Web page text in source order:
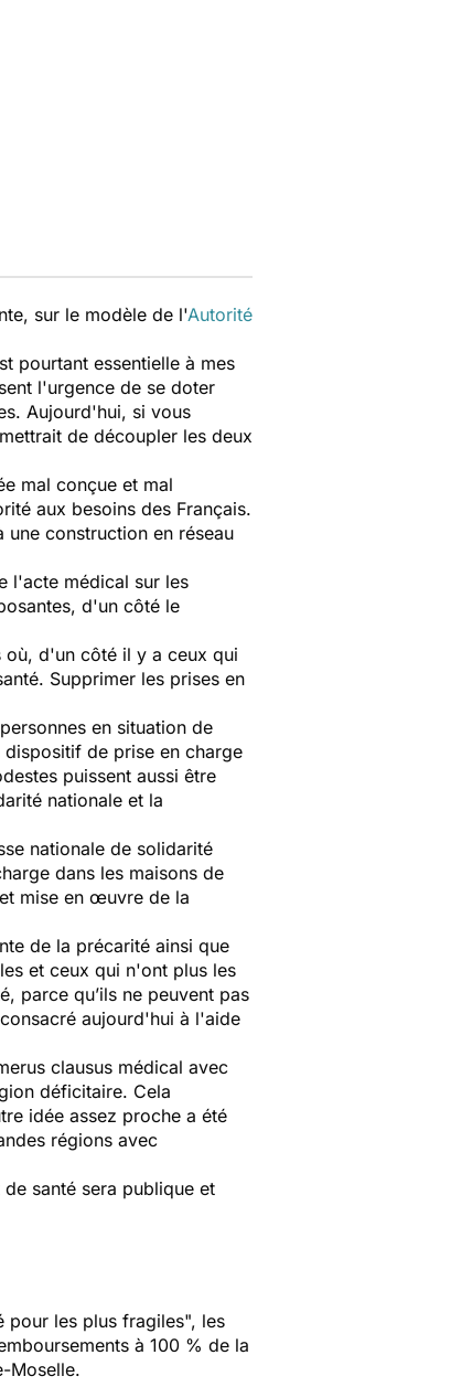
sur le modèle de l'Autorité
pourtant essentielle à mes
l'urgence de se doter
Aujourd'hui, si vous
de découpler les deux
mal conçue et mal
aux besoins des Français.
construction en réseau
l'acte médical sur les
d'un côté le
où, d'un côté il y a ceux qui
Supprimer les prises en
en situation de
de prise en charge
puissent aussi être
nationale et la
nationale de solidarité
dans les maisons de
mise en œuvre de la
de la précarité ainsi que
et ceux qui n'ont plus les
parce qu’ils ne peuvent pas
aujourd'hui à l'aide
clausus médical avec
déficitaire. Cela
idée assez proche a été
régions avec
santé sera publique et
pour les plus fragiles", les
à 100 % de la
Moselle.